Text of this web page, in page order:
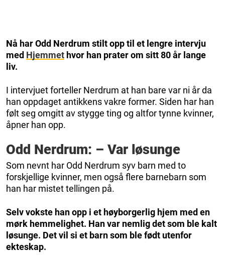
Nå har Odd Nerdrum stilt opp til et lengre intervju
med Hjemmet hvor han prater om sitt 80 år lange
liv.
I intervjuet forteller Nerdrum at han bare var ni år da
han oppdaget antikkens vakre former. Siden har han
følt seg omgitt av stygge ting og altfor tynne kvinner,
åpner han opp.
Odd Nerdrum: – Var løsunge
Som nevnt har Odd Nerdrum syv barn med to
forskjellige kvinner, men også flere barnebarn som
han har mistet tellingen på.
Selv vokste han opp i et høyborgerlig hjem med en
mørk hemmelighet. Han var nemlig det som ble kalt
løsunge. Det vil si et barn som ble født utenfor
ekteskap.